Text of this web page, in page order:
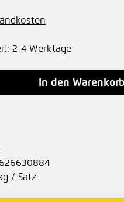
2-4 Werktage
denIn den Warenkorb
/ Satz